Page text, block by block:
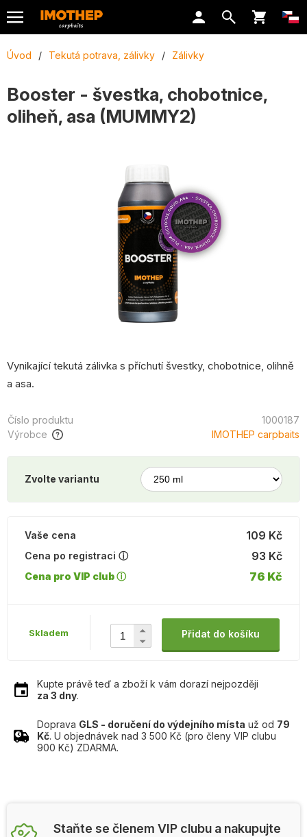
Úvod / Tekutá potrava, zálivky / Zálivky
Booster - švestka, chobotnice,
oliheň, asa (MUMMY2)
Vynikající tekutá zálivka s příchutí švestky, chobotnice, olihně
a asa.
Číslo produktu
1000187
Výrobce
IMOTHEP carpbaits
Zvolte variantu
109 Kč
Vaše cena
Cena po registraci ⓘ
93 Kč
Cena pro VIP club ⓘ 76 Kč
Skladem Přidat do košíku
Kupte právě teď a zboží k vám dorazí nejpozději
za 3 dny.
Doprava GLS - doručení do výdejního místa už od 79
Kč. U objednávek nad 3 500 Kč (pro členy VIP clubu
900 Kč) ZDARMA.
Staňte se členem VIP clubu a nakupujte